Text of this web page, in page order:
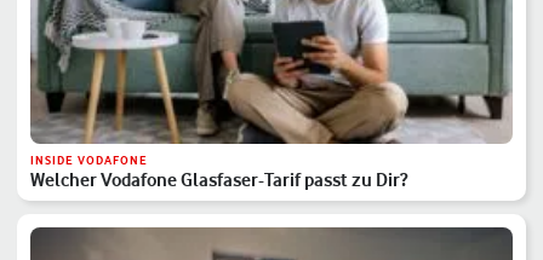
INSIDE VODAFONE
Welcher Vodafone Glasfaser-Tarif passt zu Dir?